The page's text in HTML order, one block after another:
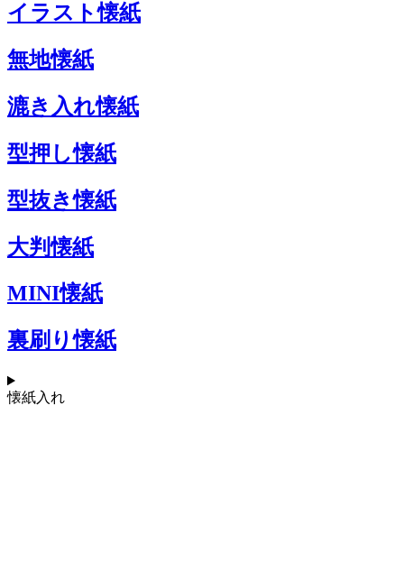
イラスト懐紙
無地懐紙
漉き入れ懐紙
型押し懐紙
型抜き懐紙
大判懐紙
MINI懐紙
裏刷り懐紙
懐紙入れ